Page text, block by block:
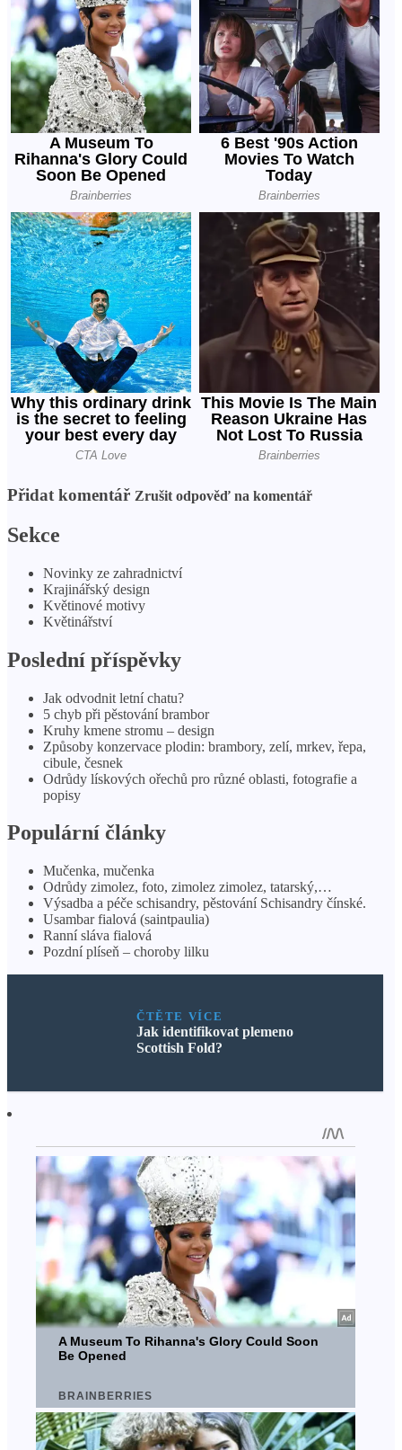
Přidat komentář Zrušit odpověď na komentář
Sekce
Novinky ze zahradnictví
Krajinářský design
Květinové motivy
Květinářství
Poslední příspěvky
Jak odvodnit letní chatu?
5 chyb při pěstování brambor
Kruhy kmene stromu – design
Způsoby konzervace plodin: brambory, zelí, mrkev, řepa,
cibule, česnek
Odrůdy lískových ořechů pro různé oblasti, fotografie a
popisy
Populární články
Mučenka, mučenka
Odrůdy zimolez, foto, zimolez zimolez, tatarský,…
Výsadba a péče schisandry, pěstování Schisandry čínské.
Usambar fialová (saintpaulia)
Ranní sláva fialová
Pozdní plíseň – choroby lilku
ČTĚTE VÍCE
Jak identifikovat plemeno
Scottish Fold?